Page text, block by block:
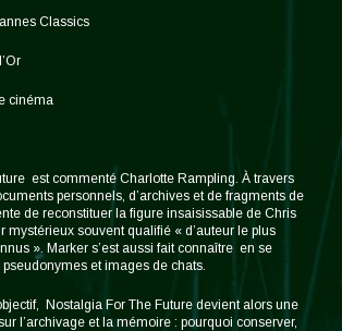
Classics
cinéma
est commenté Charlotte Rampling. À travers
personnels, d’archives et de fragments de
de reconstituer la figure insaisissable de Chris
mystérieux souvent qualifié « d’auteur le plus
». Marker s’est aussi fait connaître en se
et images de chats.
Nostalgia For The Future devient alors une
l’archivage et la mémoire : pourquoi conserver,